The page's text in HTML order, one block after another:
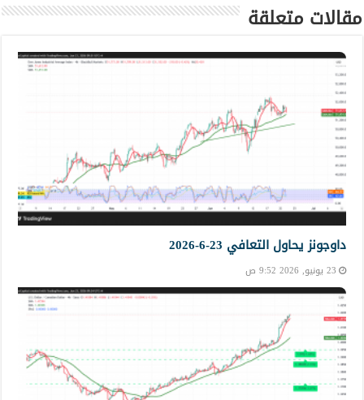
مقالات متعلقة
داوجونز يحاول التعافي 23-6-2026
23 يونيو, 2026 9:52 ص